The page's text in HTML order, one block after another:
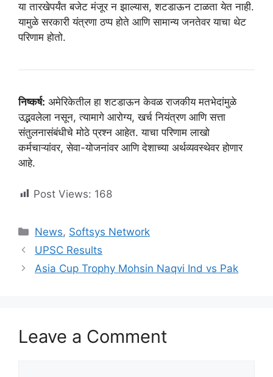
या तारखेपर्यंत बजेट मंजूर न झाल्यास, शटडाऊन टाळता येत नाही.
यामुळे सरकारी यंत्रणा ठप्प होते आणि सामान्य जनतेवर याचा थेट
परिणाम होतो.
निष्कर्ष: अमेरिकेतील हा शटडाऊन केवळ राजकीय मतभेदांमुळे
उद्भवलेला नसून, त्यामागे आरोग्य, खर्च नियंत्रण आणि सत्ता
संतुलनासंबंधीचे मोठे प्रश्न आहेत. याचा परिणाम लाखो
कर्मचाऱ्यांवर, सेवा-योजनांवर आणि देशाच्या अर्थव्यवस्थेवर होणार
आहे.
Post Views: 168
Categories
News, Softsys Network
UPSC Results
Asia Cup Trophy Mohsin Naqvi Ind vs Pak
Leave a Comment